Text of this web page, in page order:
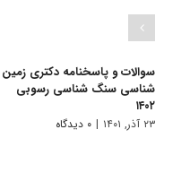
سوالات و پاسخنامه دکتری زمین
شناسی سنگ شناسی رسوبی
۱۴۰۲
۲۳ آذر, ۱۴۰۱ | ۰ دیدگاه